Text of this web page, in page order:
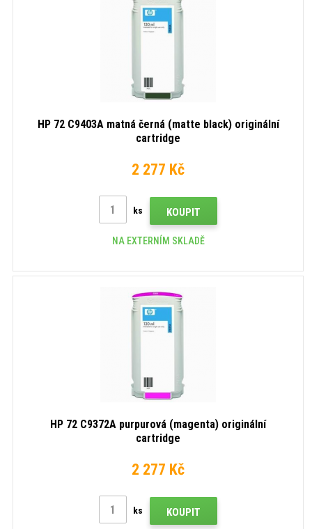
HP 72 C9403A matná černá (matte black) originální
cartridge
2 277 Kč
ks KOUPIT
NA EXTERNÍM SKLADĚ
HP 72 C9372A purpurová (magenta) originální
cartridge
2 277 Kč
ks KOUPIT